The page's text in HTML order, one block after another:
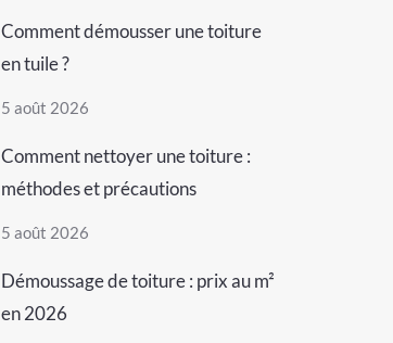
Comment démousser une toiture
en tuile ?
5 août 2026
Comment nettoyer une toiture :
méthodes et précautions
5 août 2026
Démoussage de toiture : prix au m²
en 2026